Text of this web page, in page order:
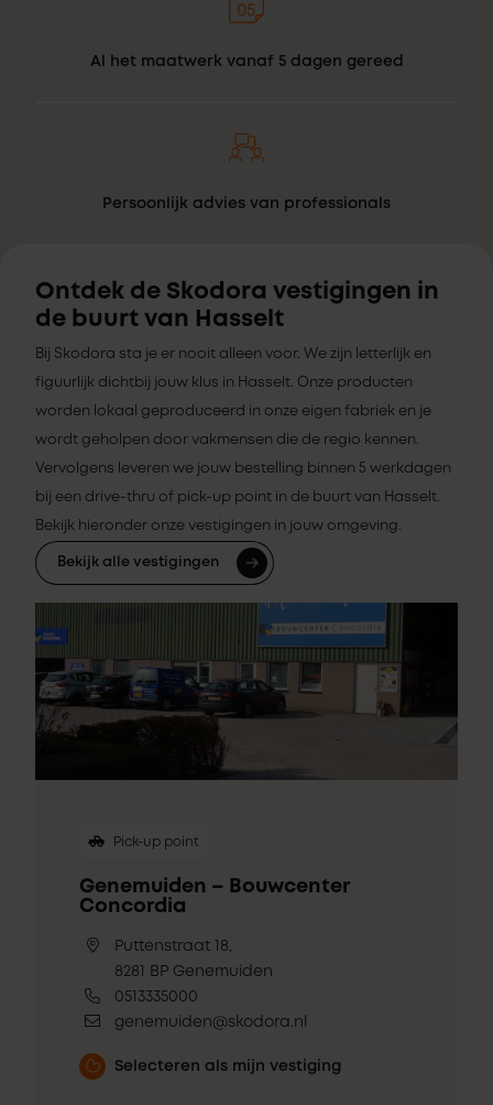
Al het maatwerk vanaf 5 dagen gereed
Persoonlijk advies van professionals
Ontdek de Skodora vestigingen in
de buurt van Hasselt
Bij Skodora sta je er nooit alleen voor. We zijn letterlijk en
figuurlijk dichtbij jouw klus in Hasselt. Onze producten
worden lokaal geproduceerd in onze eigen fabriek en je
wordt geholpen door vakmensen die de regio kennen.
Vervolgens leveren we jouw bestelling binnen 5 werkdagen
bij een drive-thru of pick-up point in de buurt van Hasselt.
Bekijk hieronder onze vestigingen in jouw omgeving.
Bekijk alle vestigingen
Pick-up point
Genemuiden – Bouwcenter
Concordia
Puttenstraat 18,
8281 BP Genemuiden
0513335000
genemuiden@skodora.nl
Selecteren als mijn vestiging